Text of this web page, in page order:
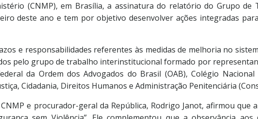
(CNMP), em Brasília, a assinatura do relatório do Grupo de
deste ano e tem por objetivo desenvolver ações integradas
e responsabilidades referentes às medidas de melhoria no
pelo grupo de trabalho interinstitucional formado por
da Ordem dos Advogados do Brasil (OAB), Colégio
Cidadania, Direitos Humanos e Administração Penitenciária
e procurador-geral da República, Rodrigo Janot, afirmou que